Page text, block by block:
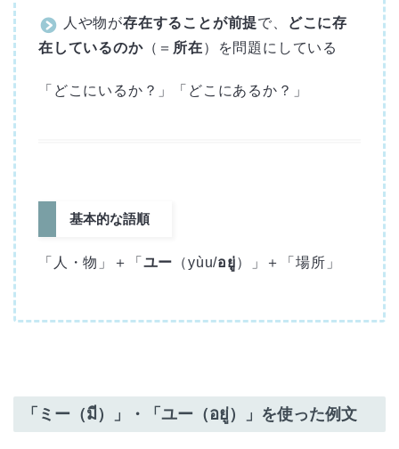
人や物が存在することが前提で、
どこに存
在しているのか（＝ 所在）を問題にしている
「どこにいるか？」「どこにあるか？」
基本的な語順
「人・物」＋「 ユー （yùu/อยู่）」＋「場所」
「ミー（มี）」・「ユー（อยู่）」を使った例文